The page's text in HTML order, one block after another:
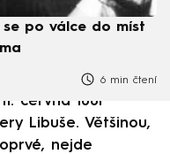
po válce do míst
6 min čtení
června 1881
Libuše. Většinou,
nejde